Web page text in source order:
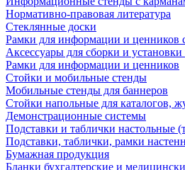
Нормативно-правовая литература
Стеклянные доски
Рамки для информации и ценников
Аксессуары для сборки и
Рамки для информации и ценников
Стойки и мобильные стенды
Мобильные стенды для баннеров
Стойки напольные для каталогов,
Демонстрационные системы
Подставки и таблички настольные
Подставки, таблички, рамки
Бумажная продукция
Бланки бухгалтерские и